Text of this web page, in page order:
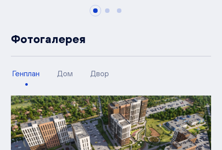
Фотогалерея
Генплан Дом Двор